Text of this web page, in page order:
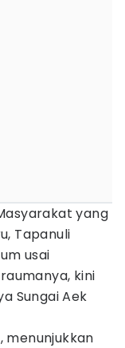
yang
Tapanuli
usai
kini
Sungai Aek
menunjukkan